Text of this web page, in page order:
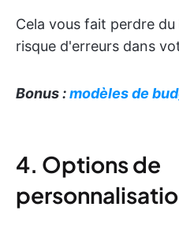
Cela vous fait perdre
risque d'erreurs dans
Bonus :modèles de
4. Options de